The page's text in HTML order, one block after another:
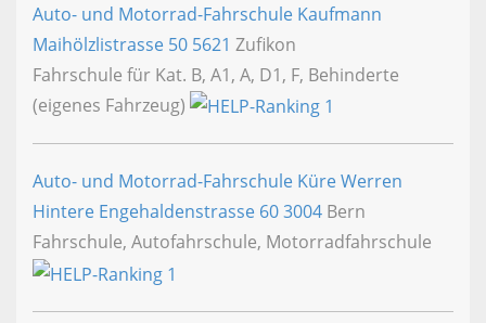
Auto- und Motorrad-Fahrschule Kaufmann
Maihölzlistrasse 50 5621 Zufikon
Fahrschule für Kat. B, A1, A, D1, F, Behinderte
(eigenes Fahrzeug)
Auto- und Motorrad-Fahrschule Küre Werren
Hintere Engehaldenstrasse 603004 Bern
Fahrschule, Autofahrschule, Motorradfahrschule